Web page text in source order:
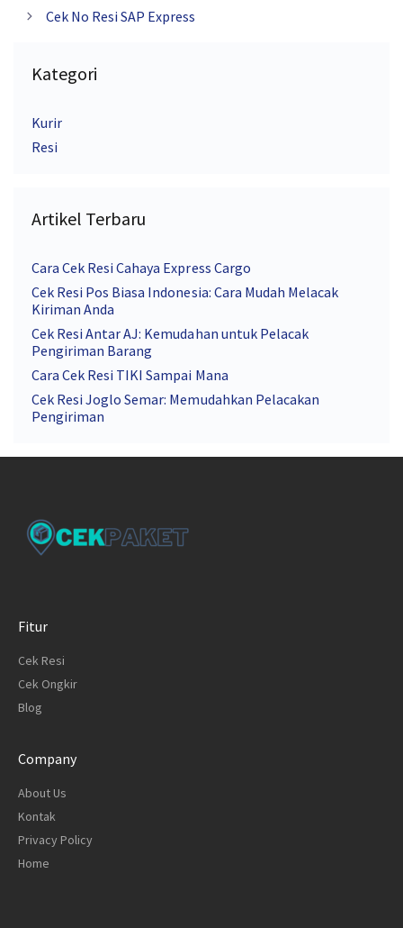
Cek No Resi SAP Express
Kategori
Kurir
Resi
Artikel Terbaru
Cara Cek Resi Cahaya Express Cargo
Cek Resi Pos Biasa Indonesia: Cara Mudah Melacak
Kiriman Anda
Cek Resi Antar AJ: Kemudahan untuk Pelacak
Pengiriman Barang
Cara Cek Resi TIKI Sampai Mana
Cek Resi Joglo Semar: Memudahkan Pelacakan
Pengiriman
Fitur
Cek Resi
Cek Ongkir
Blog
Company
About Us
Kontak
Privacy Policy
Home